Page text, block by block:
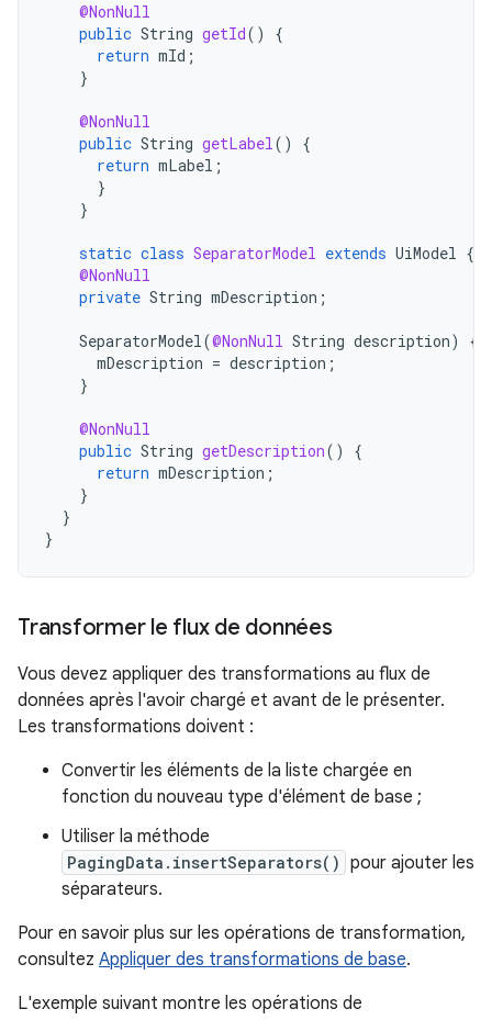
@NonNull
public String getId()
{
return mId ;
}
@NonNull
public String getLabel()
{
return mLabel ;
}
}
static class SeparatorModel extends UiModel {
@NonNull
private String mDescription ;
SeparatorModel(@NonNull String description)
{
mDescription = description ;
}
@NonNull
public String getDescription()
{
return mDescription ;
}
}
}
Transformer le flux de données
Vous devez appliquer des transformations au flux de
données après l'avoir chargé et avant de le présenter.
Les transformations doivent :
Convertir les éléments de la liste chargée en
fonction du nouveau type d'élément de base ;
Utiliser la méthode
PagingData.insertSeparators() pour ajouter les
séparateurs.
Pour en savoir plus sur les opérations de transformation,
consultez Appliquer des transformations de base.
L'exemple suivant montre les opérations de